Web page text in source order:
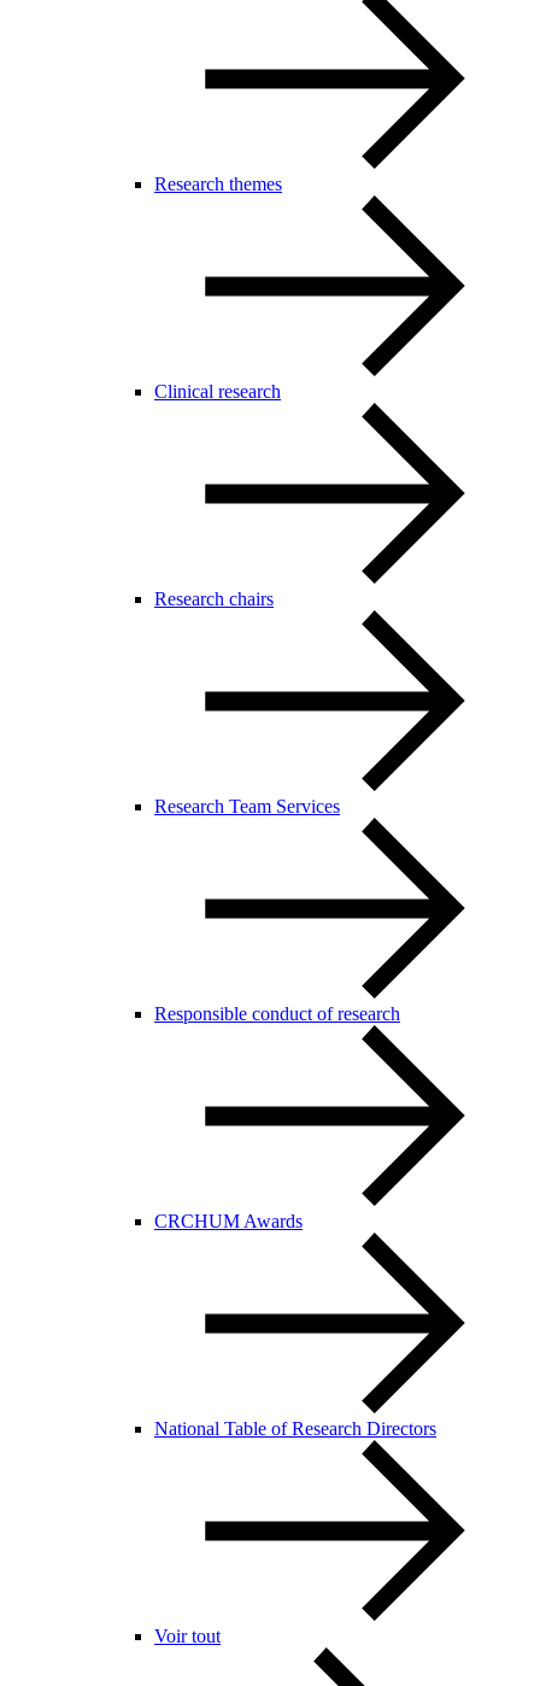
Research themes
Clinical research
Research chairs
Research Team Services
Responsible conduct of research
CRCHUM Awards
National Table of Research Directors
Voir tout